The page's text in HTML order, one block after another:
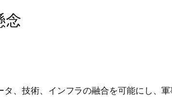
念
、技術、インフラの融合を可能にし、